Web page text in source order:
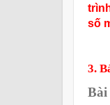
số
3.
Bài